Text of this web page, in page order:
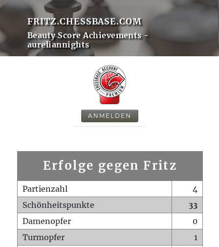
FRITZ.CHESSBASE.COM
Beauty Score Achievements -
aureliannights
ANMELDEN
Erfolge gegen Fritz
Partienzahl
4
Schönheitspunkte
33
Damenopfer
0
Turmopfer
1